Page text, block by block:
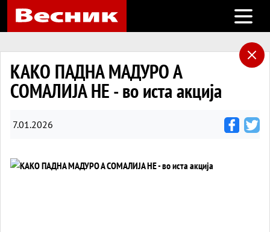
Open
КАКО ПАДНА МАДУРО А
СОМАЛИЈА НЕ - во иста акција
7.01.2026